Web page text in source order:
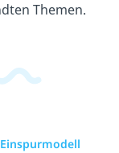
Themen.